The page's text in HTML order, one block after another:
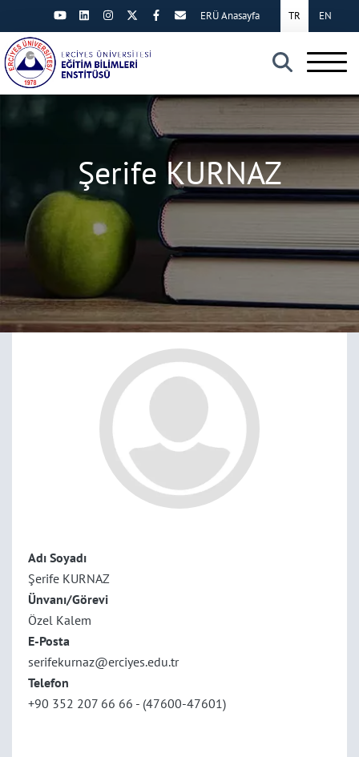
×
TR EN
ERÜ Anasayfa
Şerife KURNAZ
Adı Soyadı
Şerife KURNAZ
Ünvanı/Görevi
Özel Kalem
E-Posta
serifekurnaz@erciyes.edu.tr
Telefon
+90 352 207 66 66 - (47600-47601)